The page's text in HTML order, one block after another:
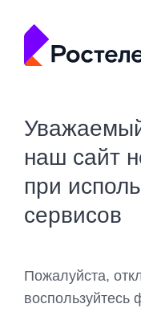
наш сайт
при
сервисов
Пожалуйста,